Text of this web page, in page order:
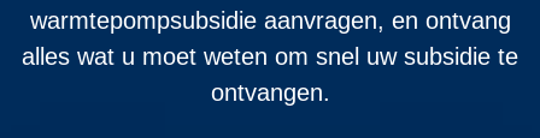
warmtepompsubsidie aanvragen, en ontvang
alles wat u moet weten om snel uw subsidie te
ontvangen.